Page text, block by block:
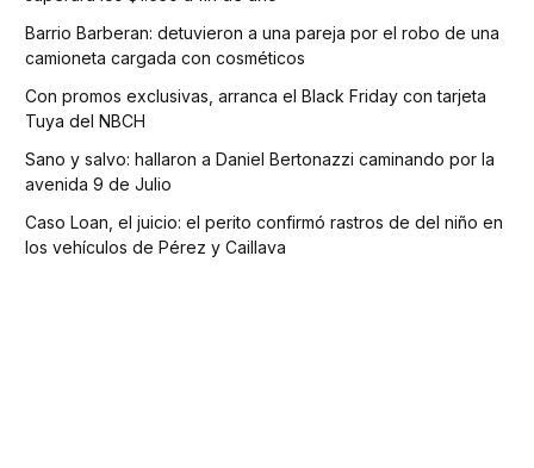
Barrio Barberan: detuvieron a una pareja por el robo de una
camioneta cargada con cosméticos
Con promos exclusivas, arranca el Black Friday con tarjeta
Tuya del NBCH
Sano y salvo: hallaron a Daniel Bertonazzi caminando por la
avenida 9 de Julio
Caso Loan, el juicio: el perito confirmó rastros de del niño en
los vehículos de Pérez y Caillava